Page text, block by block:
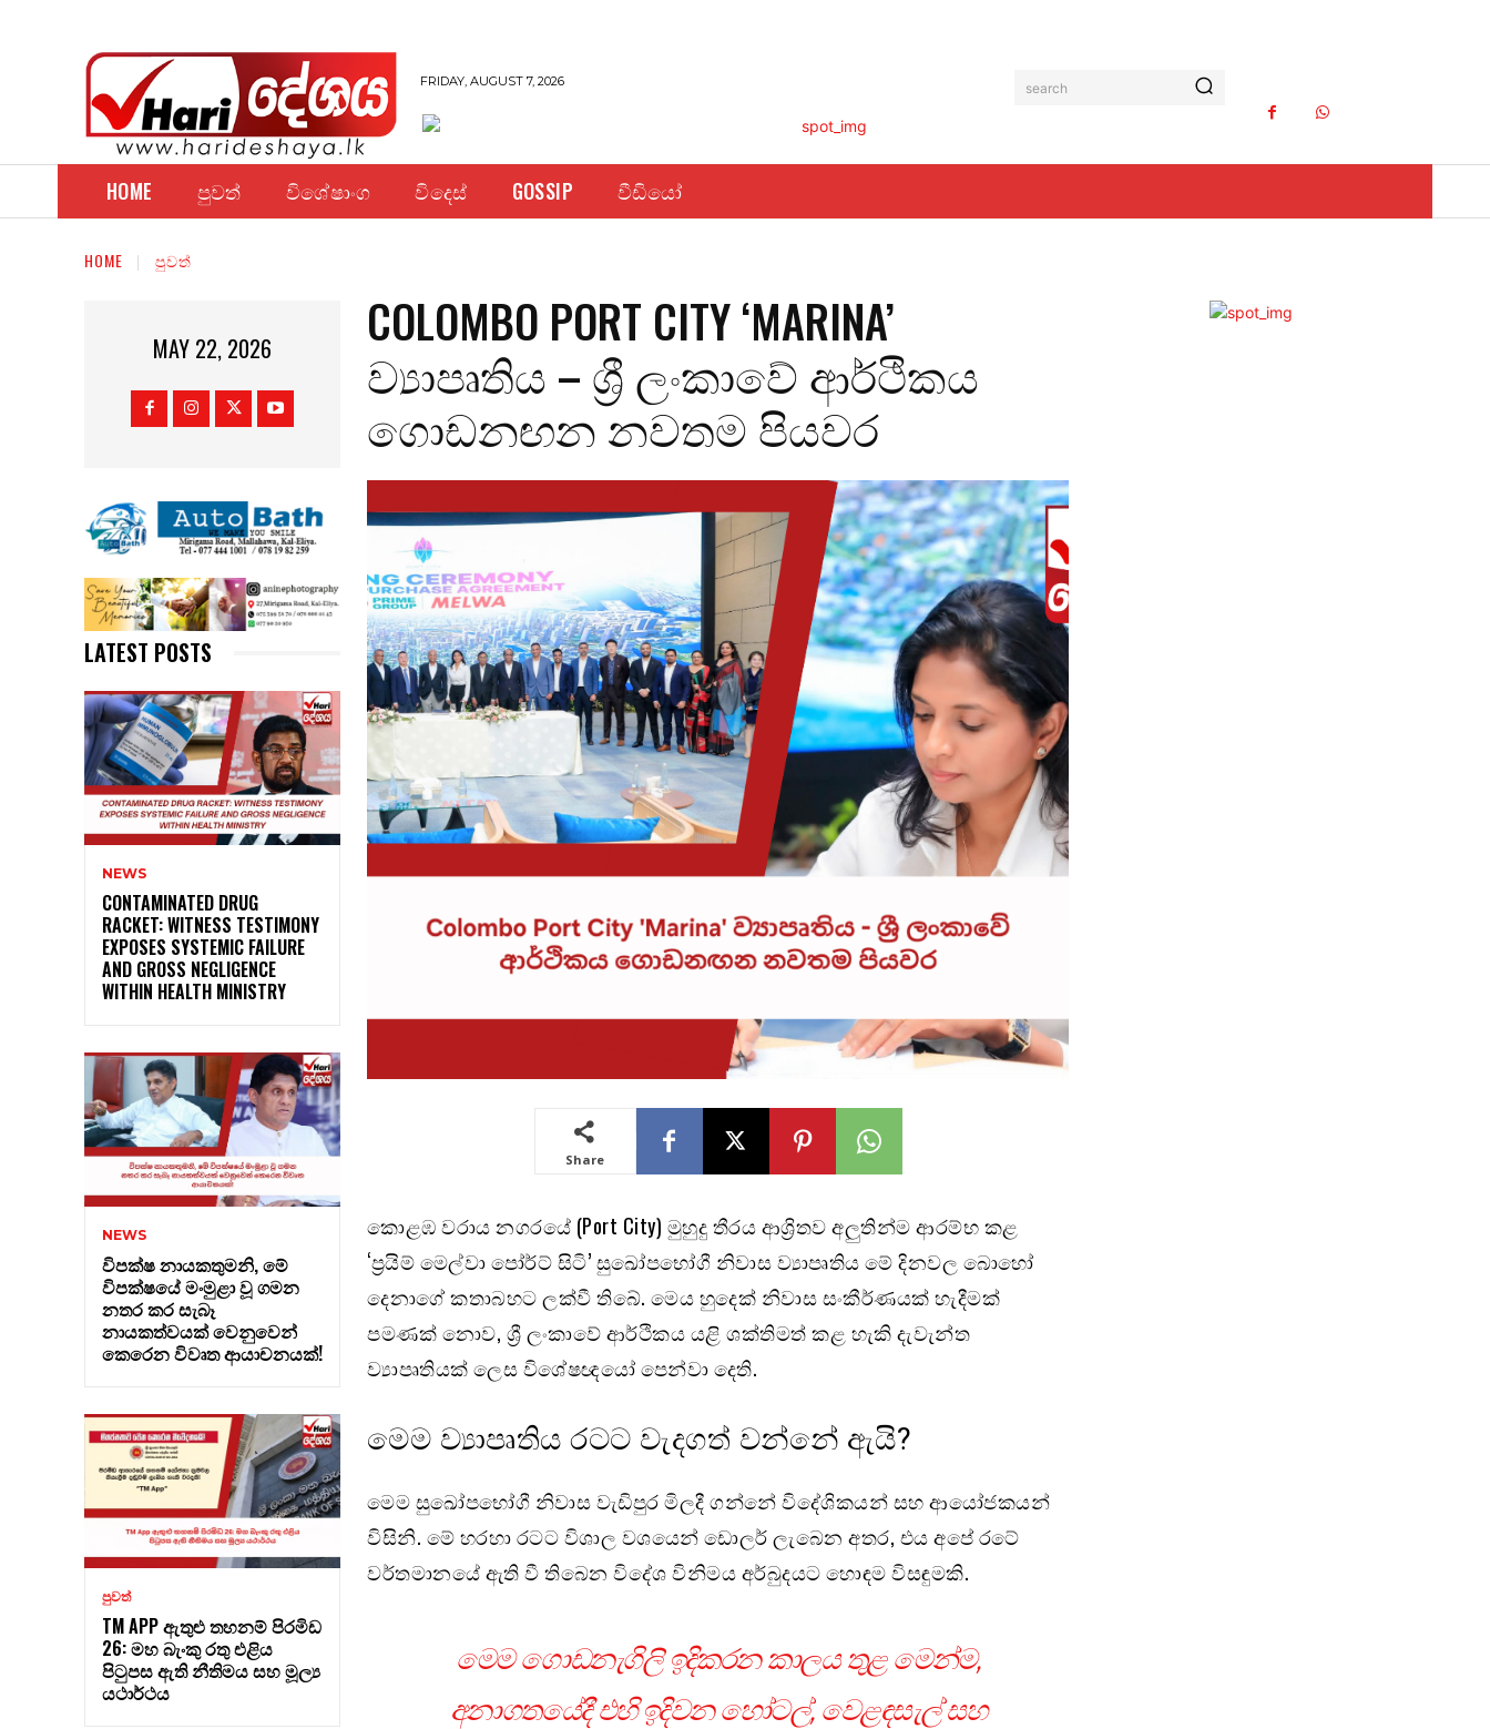
FRIDAY, AUGUST 7, 2026 search
HOME පුවත් විශේෂාංග විදෙස් GOSSIP වීඩියෝ
HOME පුවත්
MAY 22, 2026
LATEST POSTS
NEWS
CONTAMINATED DRUG
RACKET: WITNESS TESTIMONY
EXPOSES SYSTEMIC FAILURE
AND GROSS NEGLIGENCE
WITHIN HEALTH MINISTRY
NEWS
විපක්ෂ නායකතුමනි, මේ
විපක්ෂයේ මංමුළා වූ ගමන
නතර කර සැබෑ
නායකත්වයක් වෙනුවෙන්
කෙරෙන විවෘත ආයාචනයක්!
පුවත්
TM APP ඇතුළු තහනම් පිරමිඩ
26: මහ බැංකු රතු එළිය
පිටුපස ඇති නීතිමය සහ මූල්‍ය
යථාර්ථය
COLOMBO PORT CITY ‘MARINA’
ව්‍යාපෘතිය – ශ්‍රී ලංකාවේ ආර්ථිකය
ගොඩනඟන නවතම පියවර
Share
කොළඹ වරාය නගරයේ (Port City) මුහුදු තීරය ආශ්‍රිතව අලුතින්ම ආරම්භ කළ
‘ප්‍රයිම් මෙල්වා පෝර්ට් සිටි’ සුඛෝපභෝගී නිවාස ව්‍යාපෘතිය මේ දිනවල බොහෝ
දෙනාගේ කතාබහට ලක්වී තිබේ. මෙය හුදෙක් නිවාස සංකීර්ණයක් හැදීමක්
පමණක් නොව, ශ්‍රී ලංකාවේ ආර්ථිකය යළි ශක්තිමත් කළ හැකි දැවැන්ත
ව්‍යාපෘතියක් ලෙස විශේෂඥයෝ පෙන්වා දෙති.
මෙම ව්‍යාපෘතිය රටට වැදගත් වන්නේ ඇයි?
මෙම සුඛෝපභෝගී නිවාස වැඩිපුර මිලදී ගන්නේ විදේශිකයන් සහ ආයෝජකයන්
විසිනි. මේ හරහා රටට විශාල වශයෙන් ඩොලර් ලැබෙන අතර, එය අපේ රටේ
වර්තමානයේ ඇති වී තිබෙන විදේශ විනිමය අර්බුදයට හොඳම විසඳුමකි.
මෙම ගොඩනැගිලි ඉදිකරන කාලය තුළ මෙන්ම,
අනාගතයේදී එහි ඉදිවන හෝටල්, වෙළඳසැල් සහ